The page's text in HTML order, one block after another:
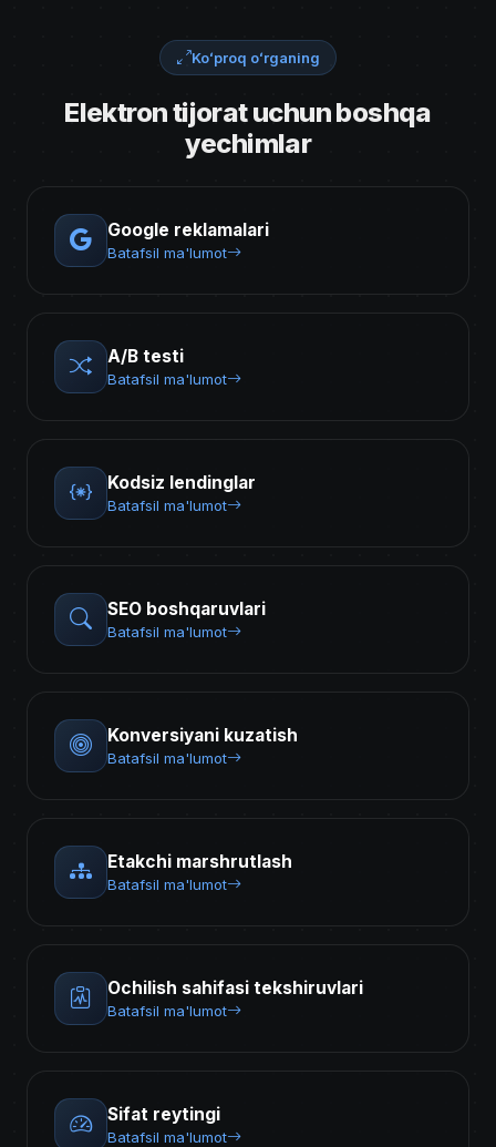
Koʻproq oʻrganing
Elektron tijorat uchun boshqa
yechimlar
Google reklamalari
Batafsil ma'lumot
A/B testi
Batafsil ma'lumot
Kodsiz lendinglar
Batafsil ma'lumot
SEO boshqaruvlari
Batafsil ma'lumot
Konversiyani kuzatish
Batafsil ma'lumot
Etakchi marshrutlash
Batafsil ma'lumot
Ochilish sahifasi tekshiruvlari
Batafsil ma'lumot
Sifat reytingi
Batafsil ma'lumot